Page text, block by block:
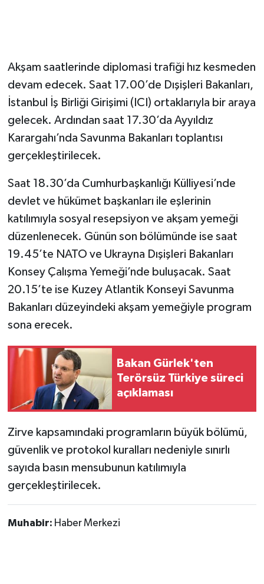
Akşam saatlerinde diplomasi trafiği hız kesmeden
devam edecek. Saat 17.00’de Dışişleri Bakanları,
İstanbul İş Birliği Girişimi (ICI) ortaklarıyla bir araya
gelecek. Ardından saat 17.30’da Ayyıldız
Karargahı’nda Savunma Bakanları toplantısı
gerçekleştirilecek.
Saat 18.30’da Cumhurbaşkanlığı Külliyesi’nde
devlet ve hükümet başkanları ile eşlerinin
katılımıyla sosyal resepsiyon ve akşam yemeği
düzenlenecek. Günün son bölümünde ise saat
19.45’te NATO ve Ukrayna Dışişleri Bakanları
Konsey Çalışma Yemeği’nde buluşacak. Saat
20.15’te ise Kuzey Atlantik Konseyi Savunma
Bakanları düzeyindeki akşam yemeğiyle program
sona erecek.
Bakan Gürlek'ten
Terörsüz Türkiye süreci
açıklaması
Zirve kapsamındaki programların büyük bölümü,
güvenlik ve protokol kuralları nedeniyle sınırlı
sayıda basın mensubunun katılımıyla
gerçekleştirilecek.
Muhabir: Haber Merkezi